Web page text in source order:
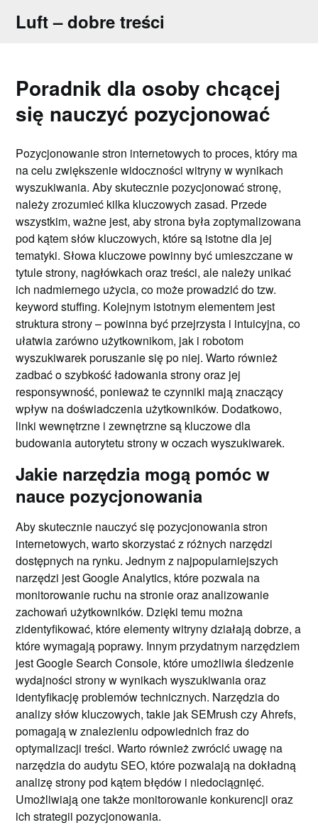
Luft – dobre treści
Poradnik dla osoby chcącej
się nauczyć pozycjonować
Pozycjonowanie stron internetowych to proces, który ma
na celu zwiększenie widoczności witryny w wynikach
wyszukiwania. Aby skutecznie pozycjonować stronę,
należy zrozumieć kilka kluczowych zasad. Przede
wszystkim, ważne jest, aby strona była zoptymalizowana
pod kątem słów kluczowych, które są istotne dla jej
tematyki. Słowa kluczowe powinny być umieszczane w
tytule strony, nagłówkach oraz treści, ale należy unikać
ich nadmiernego użycia, co może prowadzić do tzw.
keyword stuffing. Kolejnym istotnym elementem jest
struktura strony – powinna być przejrzysta i intuicyjna, co
ułatwia zarówno użytkownikom, jak i robotom
wyszukiwarek poruszanie się po niej. Warto również
zadbać o szybkość ładowania strony oraz jej
responsywność, ponieważ te czynniki mają znaczący
wpływ na doświadczenia użytkowników. Dodatkowo,
linki wewnętrzne i zewnętrzne są kluczowe dla
budowania autorytetu strony w oczach wyszukiwarek.
Jakie narzędzia mogą pomóc w
nauce pozycjonowania
Aby skutecznie nauczyć się pozycjonowania stron
internetowych, warto skorzystać z różnych narzędzi
dostępnych na rynku. Jednym z najpopularniejszych
narzędzi jest Google Analytics, które pozwala na
monitorowanie ruchu na stronie oraz analizowanie
zachowań użytkowników. Dzięki temu można
zidentyfikować, które elementy witryny działają dobrze, a
które wymagają poprawy. Innym przydatnym narzędziem
jest Google Search Console, które umożliwia śledzenie
wydajności strony w wynikach wyszukiwania oraz
identyfikację problemów technicznych. Narzędzia do
analizy słów kluczowych, takie jak SEMrush czy Ahrefs,
pomagają w znalezieniu odpowiednich fraz do
optymalizacji treści. Warto również zwrócić uwagę na
narzędzia do audytu SEO, które pozwalają na dokładną
analizę strony pod kątem błędów i niedociągnięć.
Umożliwiają one także monitorowanie konkurencji oraz
ich strategii pozycjonowania.